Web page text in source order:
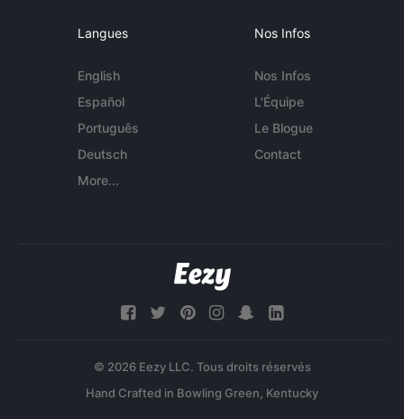
Langues
English
Español
Português
Deutsch
More...
Nos Infos
Nos Infos
L'Équipe
Le Blogue
Contact
© 2026 Eezy LLC. Tous droits réservés